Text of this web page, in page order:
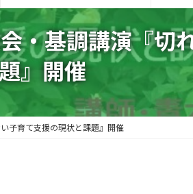
・基調講演『切
』開催
子育て支援の現状と課題』開催